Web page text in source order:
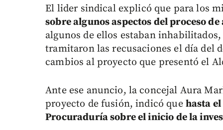
El lider sindical explicó que para los
sobre algunos aspectos del proceso
algunos de ellos estaban
tramitaron las recusaciones el día del
cambios al proyecto que presentó el
Ante ese anuncio, la concejal Aura
proyecto de fusión, indicó que hasta
Procuraduría sobre el inicio de la